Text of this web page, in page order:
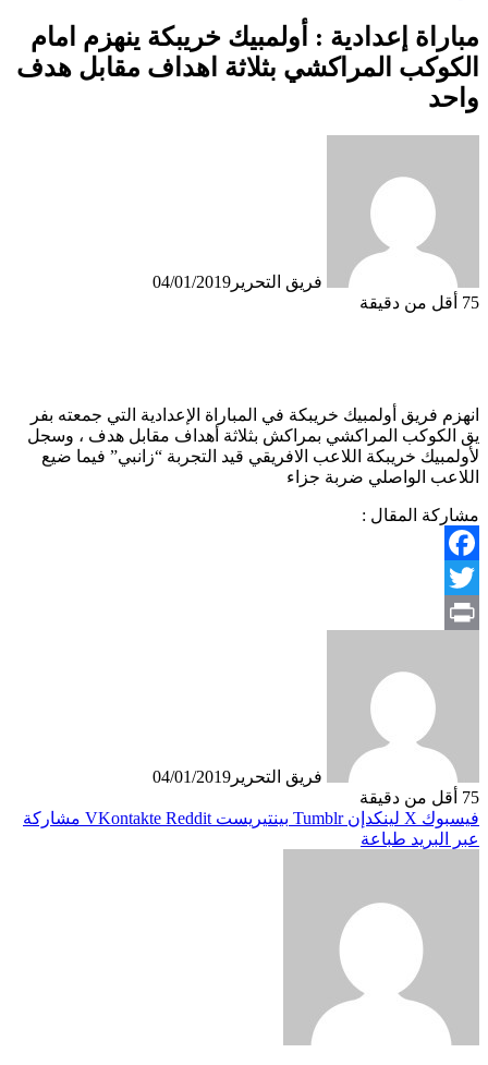
مباراة إعدادية : أولمبيك خريبكة ينهزم امام
الكوكب المراكشي بثلاثة اهداف مقابل هدف
واحد
فريق التحرير 04/01/2019
75 أقل من دقيقة
انهزم فريق أولمبيك خريبكة في المباراة الإعدادية التي جمعته بفر
يق الكوكب المراكشي بمراكش بثلاثة أهداف مقابل هدف ، وسجل
لأولمبيك خريبكة اللاعب الافريقي قيد التجربة “زانبي” فيما ضيع
اللاعب الواصلي ضربة جزاء
مشاركة المقال :
Facebook
Twitter
فريق التحرير 04/01/2019
75 أقل من دقيقة
فيسبوك X لينكدإن بينتيريست
مشاركة
عبر البريد طباعة